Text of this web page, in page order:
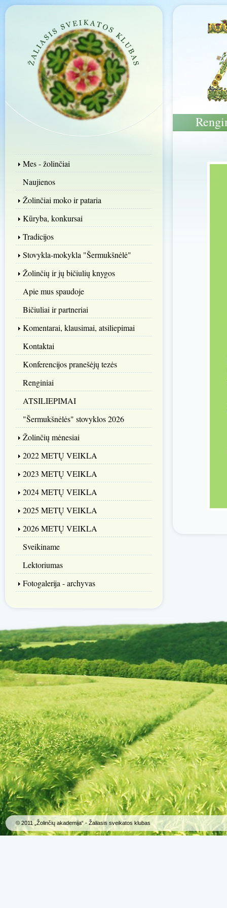
Mes - žolinčiai
Naujienos
Žolinčiai moko ir pataria
Kūryba, konkursai
Tradicijos
Stovykla-mokykla "Šermukšnėlė"
Žolinčių ir jų bičiulių knygos
Apie mus spaudoje
Bičiuliai ir partneriai
Komentarai, klausimai, atsiliepimai
Kontaktai
Konferencijos pranešėjų tezės
Renginiai
ATSILIEPIMAI
"Šermukšnėlės" stovyklos 2026
Žolinčių mėnesiai
2022 METŲ VEIKLA
2023 METŲ VEIKLA
2024 METŲ VEIKLA
2025 METŲ VEIKLA
2026 METŲ VEIKLA
Sveikiname
Lektoriumas
Fotogalerija - archyvas
© 2011 „Žolinčių akademija“ - Žaliasis sveikatos klubas